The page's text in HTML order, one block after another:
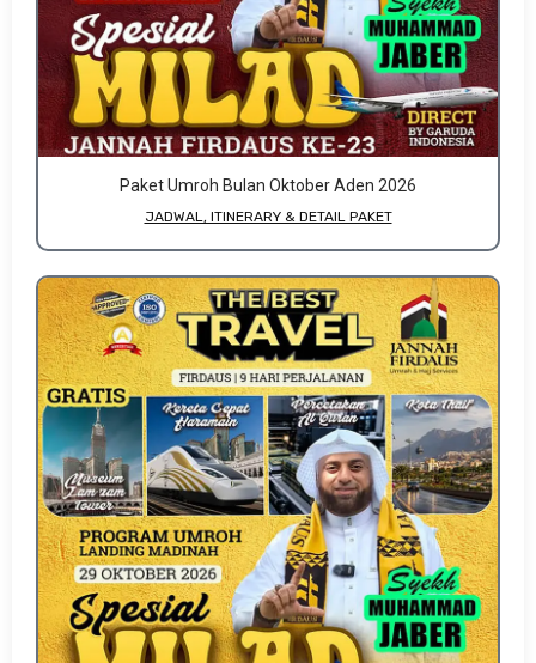
Paket Umroh Bulan Oktober Aden 2026
JADWAL, ITINERARY & DETAIL PAKET